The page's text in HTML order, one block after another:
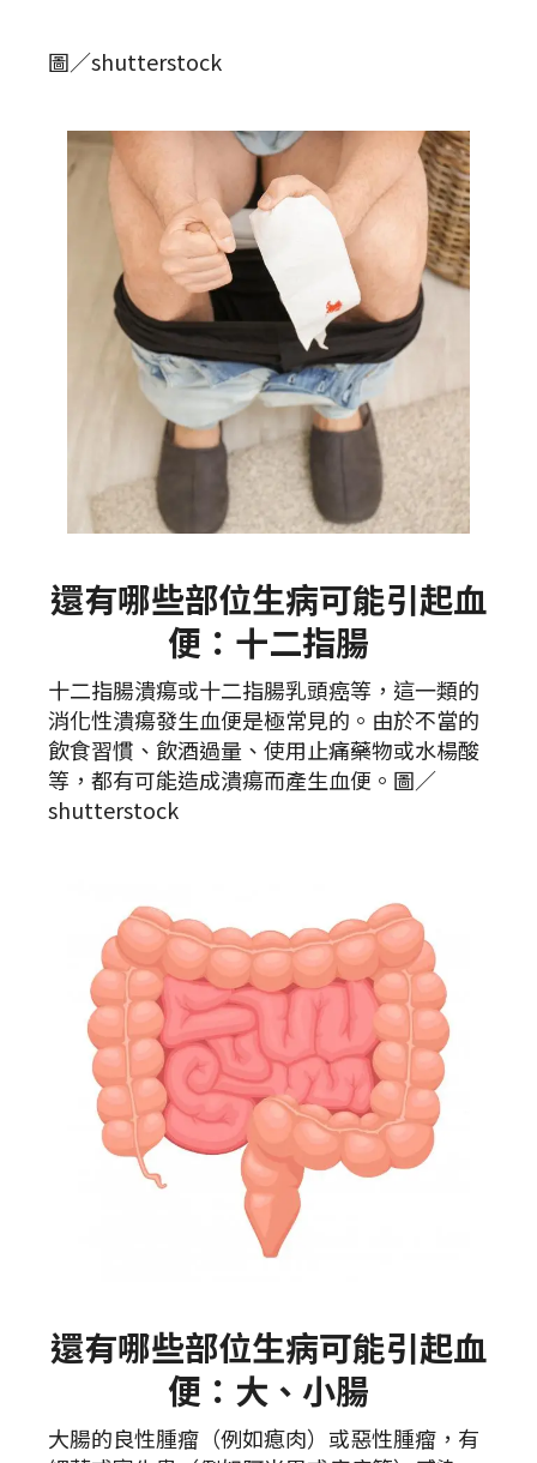
圖／shutterstock
還有哪些部位生病可能引起血
便：十二指腸
十二指腸潰瘍或十二指腸乳頭癌等，這一類的
消化性潰瘍發生血便是極常見的。由於不當的
飲食習慣、飲酒過量、使用止痛藥物或水楊酸
等，都有可能造成潰瘍而產生血便。圖／
shutterstock
還有哪些部位生病可能引起血
便：大、小腸
大腸的良性腫瘤（例如瘜肉）或惡性腫瘤，有